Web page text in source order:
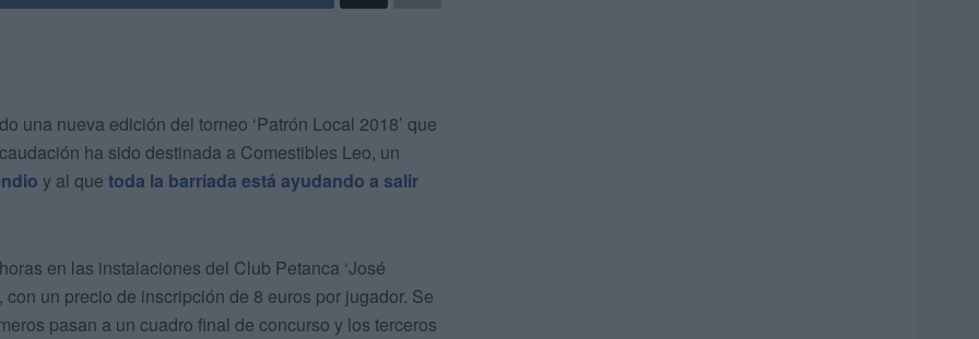
una nueva edición del torneo ‘Patrón Local 2018’ que
ha sido destinada a Comestibles Leo, un
y al que toda la barriada está ayudando a salir
en las instalaciones del Club Petanca ‘José
un precio de inscripción de 8 euros por jugador. Se
pasan a un cuadro final de concurso y los terceros